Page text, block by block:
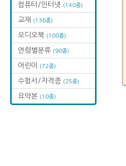
컴퓨터/인터넷 (140종)
교재 (136종)
오디오북 (100종)
연령별분류 (90종)
어린이 (72종)
수험서/자격증 (25종)
요약본 (10종)